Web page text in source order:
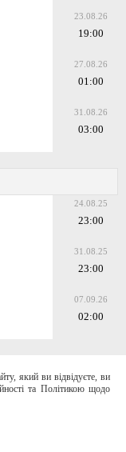
23.08.26
19:00
27.08.26
01:00
31.08.26
03:00
24.08.25
23:00
31.08.25
23:00
07.09.26
02:00
який ви відвідуєте, ви
та Політикою щодо